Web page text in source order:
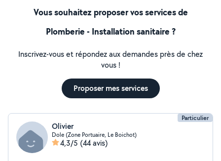
Vous souhaitez proposer vos services de
Plomberie - Installation sanitaire ?
Inscrivez-vous et répondez aux demandes près de chez
vous !
Proposer mes services
Particulier
Olivier
Dole (Zone Portuaire, Le Boichot)
4,3/5 (44 avis)